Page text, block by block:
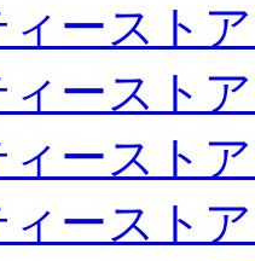
ースト
ースト
ースト
ースト